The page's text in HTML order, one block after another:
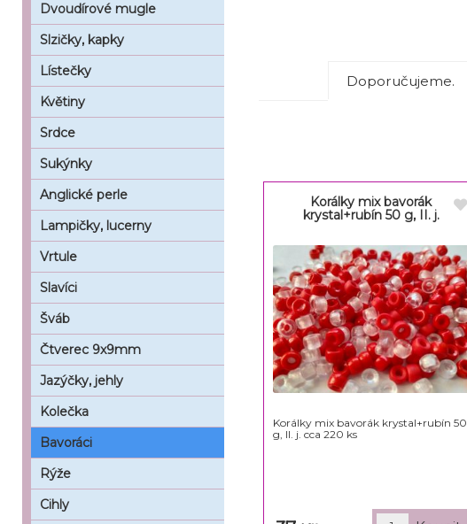
Doporučujeme.
Korálky mix bavorák
krystal+rubín 50 g, II. j.
Korálky mix bavorák krystal+rubín 50
g, II. j. cca 220 ks
Dvoudírové mugle
Slzičky, kapky
Lístečky
Květiny
Srdce
Sukýnky
Anglické perle
Lampičky, lucerny
Vrtule
Slavíci
Šváb
Čtverec 9x9mm
Jazýčky, jehly
Kolečka
Bavoráci
Rýže
Cihly